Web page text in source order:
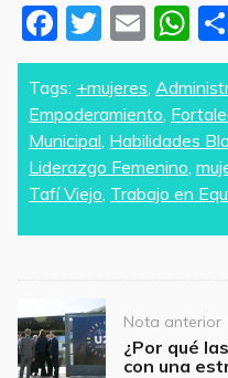
F
a
c
e
b
o
o
k
T
w
itt
er
E
m
ai
l
W
h
at
s
A
p
p
Tags: +mujeres,
Empoderamiento,
Municipal, Habilidades
Liderazgo Femenino,
Tafí Viejo, Trabajo en
Post
navigation
Nota anterior
¿Por qué
con una